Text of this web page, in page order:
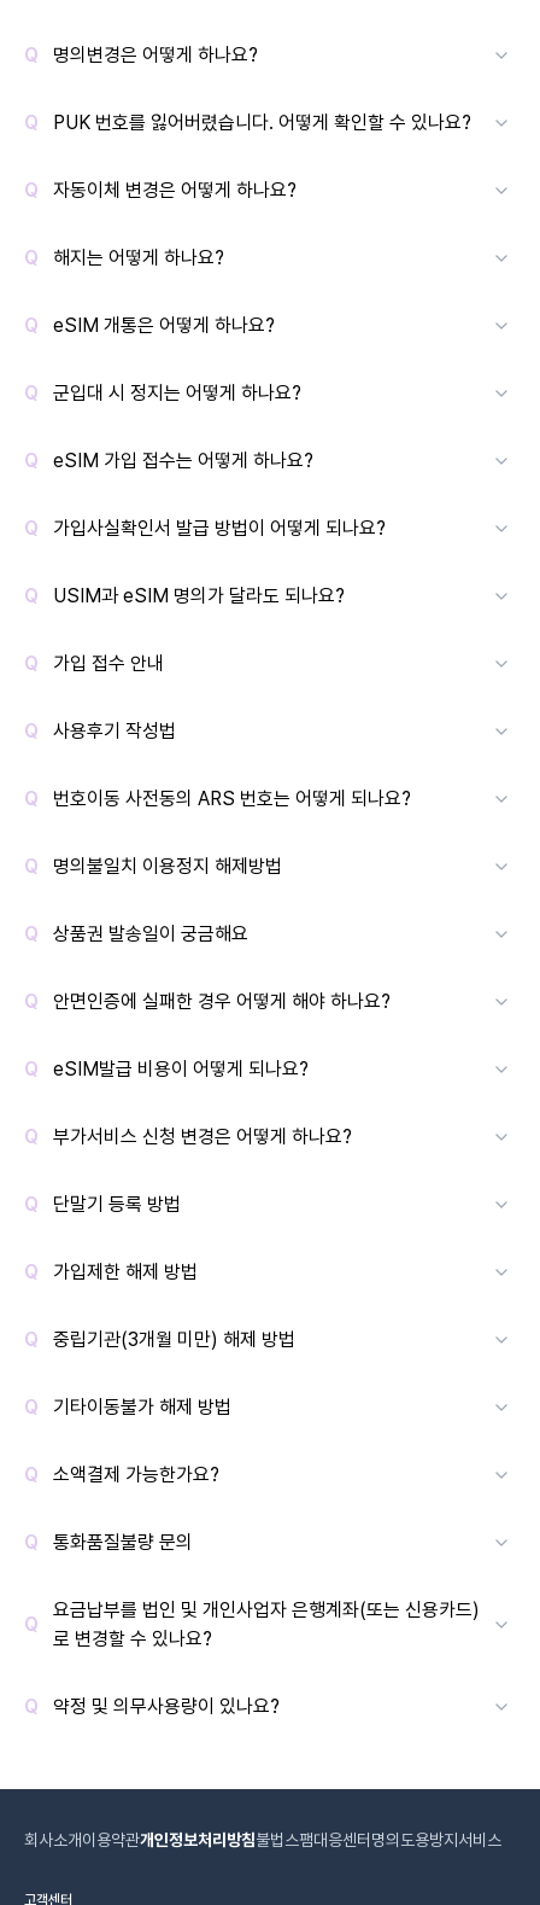
명의변경은 어떻게 하나요?
PUK 번호를 잃어버렸습니다. 어떻게 확인할 수 있나요?
자동이체 변경은 어떻게 하나요?
해지는 어떻게 하나요?
eSIM 개통은 어떻게 하나요?
군입대 시 정지는 어떻게 하나요?
eSIM 가입 접수는 어떻게 하나요?
가입사실확인서 발급 방법이 어떻게 되나요?
USIM과 eSIM 명의가 달라도 되나요?
가입 접수 안내
사용후기 작성법
번호이동 사전동의 ARS 번호는 어떻게 되나요?
명의불일치 이용정지 해제방법
상품권 발송일이 궁금해요
안면인증에 실패한 경우 어떻게 해야 하나요?
eSIM발급 비용이 어떻게 되나요?
부가서비스 신청 변경은 어떻게 하나요?
단말기 등록 방법
가입제한 해제 방법
중립기관(3개월 미만) 해제 방법
기타이동불가 해제 방법
소액결제 가능한가요?
통화품질불량 문의
요금납부를 법인 및 개인사업자 은행계좌(또는 신용카드)
로 변경할 수 있나요?
약정 및 의무사용량이 있나요?
회사소개이용약관개인정보처리방침불법스팸대응센터 명의도용방지서비스
고객센터